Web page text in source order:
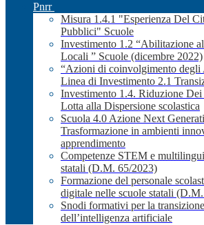
Pnrr
Misura 1.4.1 "Esperienza Del
Pubblici" Scuole
Investimento 1.2 “Abilitazione
Locali ” Scuole (dicembre 2022)
“Azioni di coinvolgimento
Linea di Investimento 2.1
Investimento 1.4. Riduzione
Lotta alla Dispersione scolastica
Scuola 4.0 Azione Next
Trasformazione in ambienti
apprendimento
Competenze STEM e
statali (D.M. 65/2023)
Formazione del personale
digitale nelle scuole statali
Snodi formativi per la
dell’intelligenza artificiale